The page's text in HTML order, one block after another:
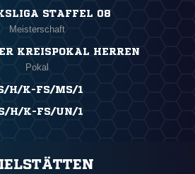
STAFFEL 08
Meisterschaft
KREISPOKAL HERREN
Pokal
H/K-FS/MS/1
H/K-FS/UN/1